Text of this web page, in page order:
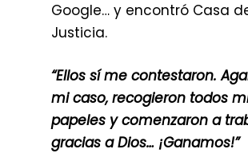
Google… y encontró Casa
Justicia.
“Ellos sí me contestaron.
mi caso, recogieron todos
papeles y comenzaron a
gracias a Dios… ¡Ganamos!”